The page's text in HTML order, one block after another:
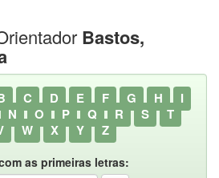
Bastos,
C D E F G H
I
N O P Q R S
T
W X Y Z
as primeiras letras: